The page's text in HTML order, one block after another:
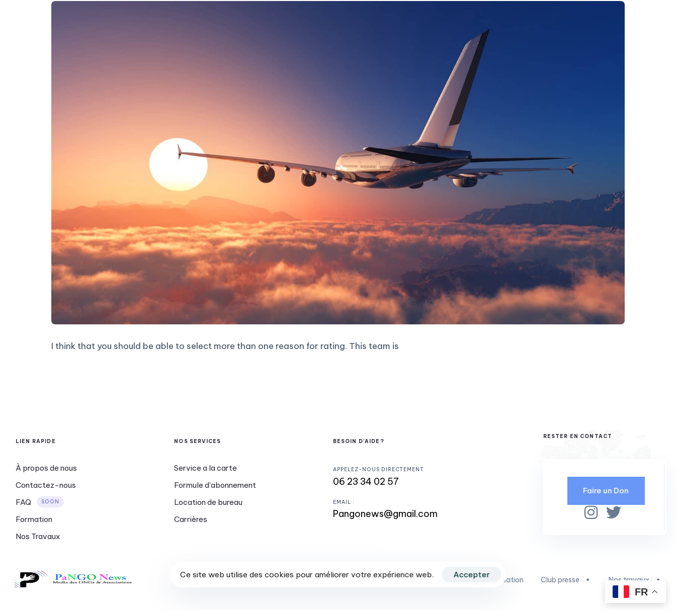
I think that you should be able to select more than one reason for rating. This team is
LIEN RAPIDE
À propos de nous
Contactez-nous
FAQ
SOON
Formation
Nos Travaux
NOS SERVICES
Service a la carte
Formule d'abonnement
Location de bureau
Carrières
BESOIN D'AIDE?
APPELEZ-NOUS DIRECTEMENT
06 23 34 02 57
EMAIL :
Pangonews@gmail.com
RESTER EN CONTACT
Faire un Don
Condition générales de vente et d'utilisation Club presse Nos travaux
FR
Ce site web utilise des cookies pour améliorer votre expérience web. Accepter